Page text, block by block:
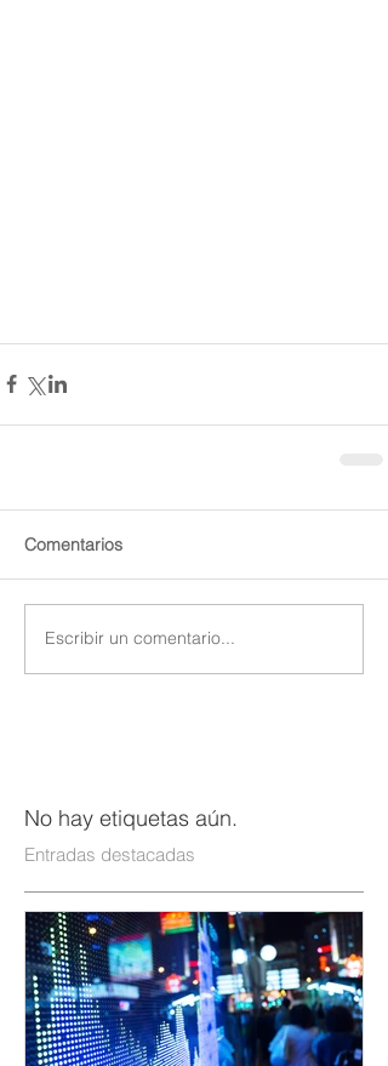
Comentarios
Escribir un comentario...
No hay etiquetas aún.
Entradas destacadas